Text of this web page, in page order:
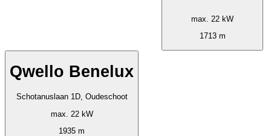
max. 22 kW
1713 m
Qwello Benelux
Schotanuslaan 1D, Oudeschoot
max. 22 kW
1935 m